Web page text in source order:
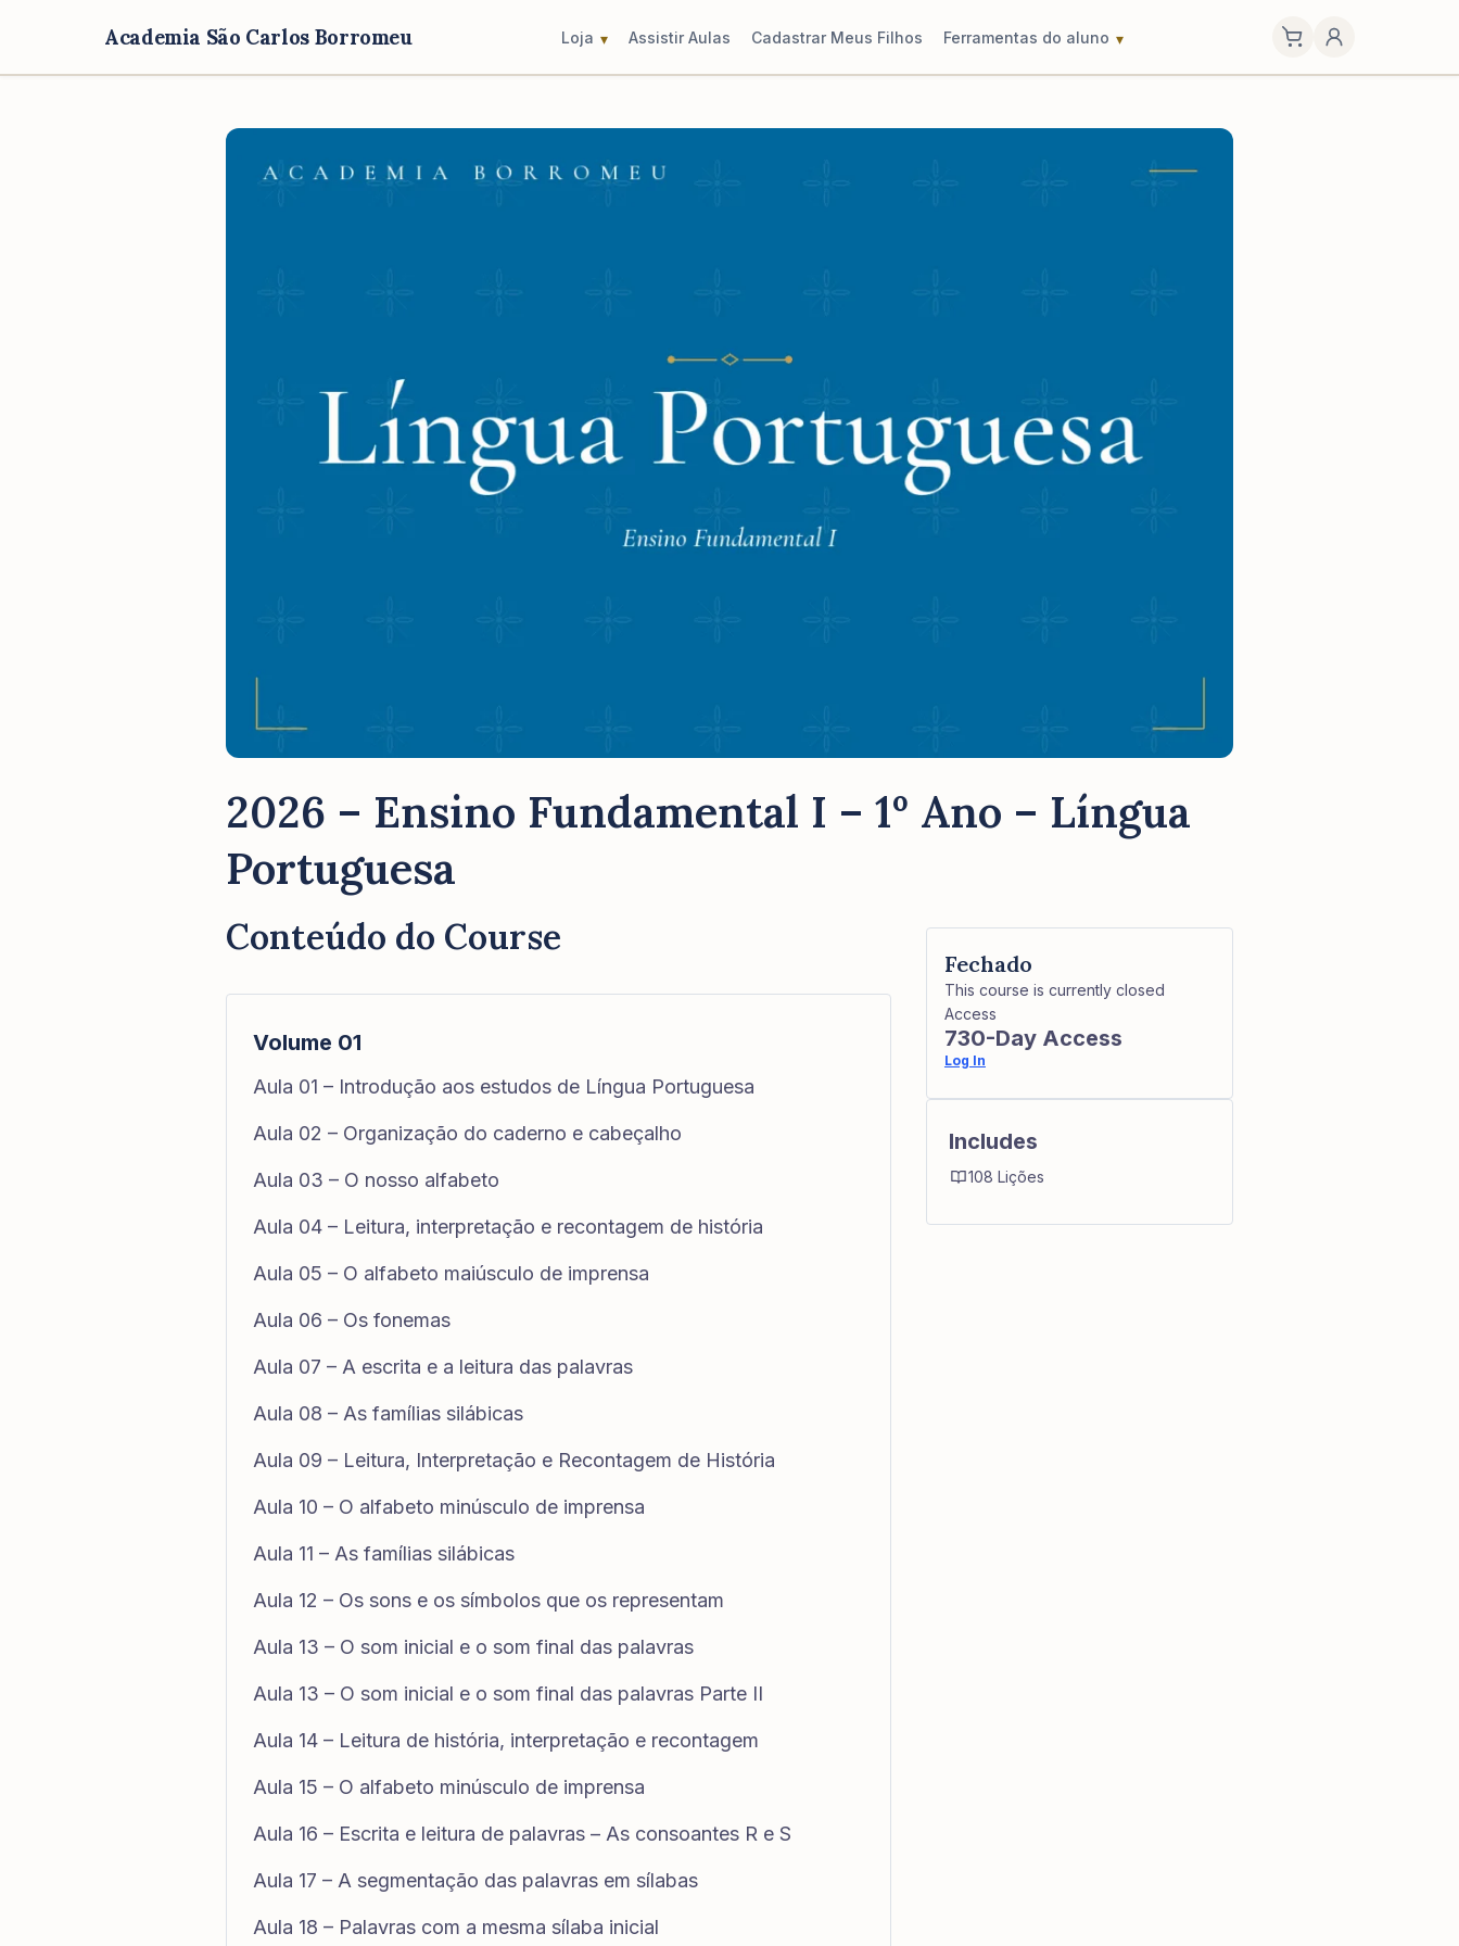
Academia São Carlos Borromeu Loja Assistir Aulas Cadastrar Meus Filhos Ferramentas do aluno
2026 – Ensino Fundamental I – 1º Ano – Língua
Portuguesa
Conteúdo do Course
Volume 01
Aula 01 – Introdução aos estudos de Língua Portuguesa
Aula 02 – Organização do caderno e cabeçalho
Aula 03 – O nosso alfabeto
Aula 04 – Leitura, interpretação e recontagem de história
Aula 05 – O alfabeto maiúsculo de imprensa
Aula 06 – Os fonemas
Aula 07 – A escrita e a leitura das palavras
Aula 08 – As famílias silábicas
Aula 09 – Leitura, Interpretação e Recontagem de História
Aula 10 – O alfabeto minúsculo de imprensa
Aula 11 – As famílias silábicas
Aula 12 – Os sons e os símbolos que os representam
Aula 13 – O som inicial e o som final das palavras
Aula 13 – O som inicial e o som final das palavras Parte II
Aula 14 – Leitura de história, interpretação e recontagem
Aula 15 – O alfabeto minúsculo de imprensa
Aula 16 – Escrita e leitura de palavras – As consoantes R e S
Aula 17 – A segmentação das palavras em sílabas
Aula 18 – Palavras com a mesma sílaba inicial
Fechado
This course is currently closed
Access
730-Day Access
Log In
Includes
108 Lições